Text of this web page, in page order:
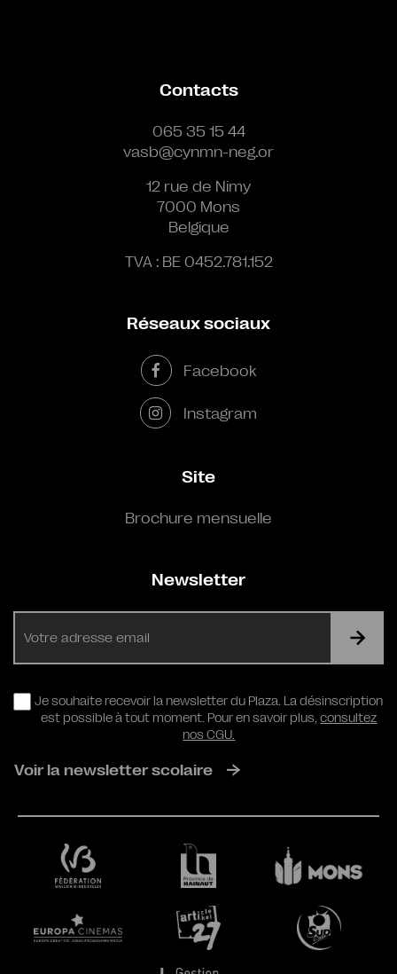
Contacts
065 35 15 44
vasb@cynmn-neg.or
12 rue de Nimy
7000 Mons
Belgique
TVA : BE 0452.781.152
Réseaux sociaux
Facebook
Instagram
Site
Brochure mensuelle
Newsletter
RGPD
Je souhaite recevoir la newsletter du Plaza. La désinscription
est possible à tout moment. Pour en savoir plus,consultez
nos CGU.
Voir la newsletter scolaire